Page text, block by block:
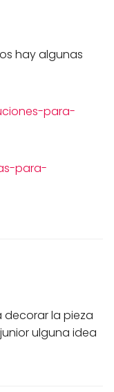
hay algunas
para-
para-
decorar la pieza
ulguna idea